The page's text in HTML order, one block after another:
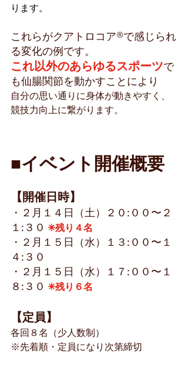
ります。
これらがクアトロコア®︎で感じられ
る変化の例です。
これ以外のあらゆるスポーツで
も仙腸関節を動かすことにより
自分の思い通りに身体が動きやすく、
競技力向上に繋がります。
■イベント開催概要
【開催日時】
・２月１４日（土）２０:００〜２
１:３０ ✳︎残り４名
・２月１５日（水）１３:００〜１
４:３０
・２月１５日（水）１７:００〜１
８:３０ ✳︎残り６名
【定員】
各回８名（少人数制）
※先着順・定員になり次第締切